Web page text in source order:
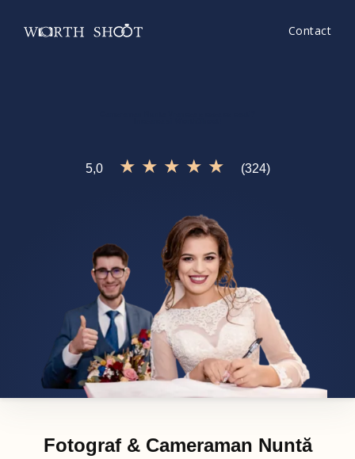
Contact
5,0 ★ ★ ★ ★ ★ (324)
Fotograf & Cameraman Nuntă